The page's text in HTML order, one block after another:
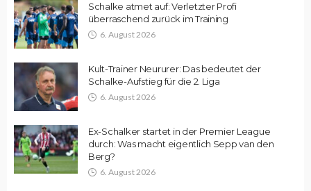
Schalke atmet auf: Verletzter Profi
überraschend zurück im Training
6. August 2026
Kult-Trainer Neururer: Das bedeutet der
Schalke-Aufstieg für die 2. Liga
6. August 2026
Ex-Schalker startet in der Premier League
durch: Was macht eigentlich Sepp van den
Berg?
6. August 2026